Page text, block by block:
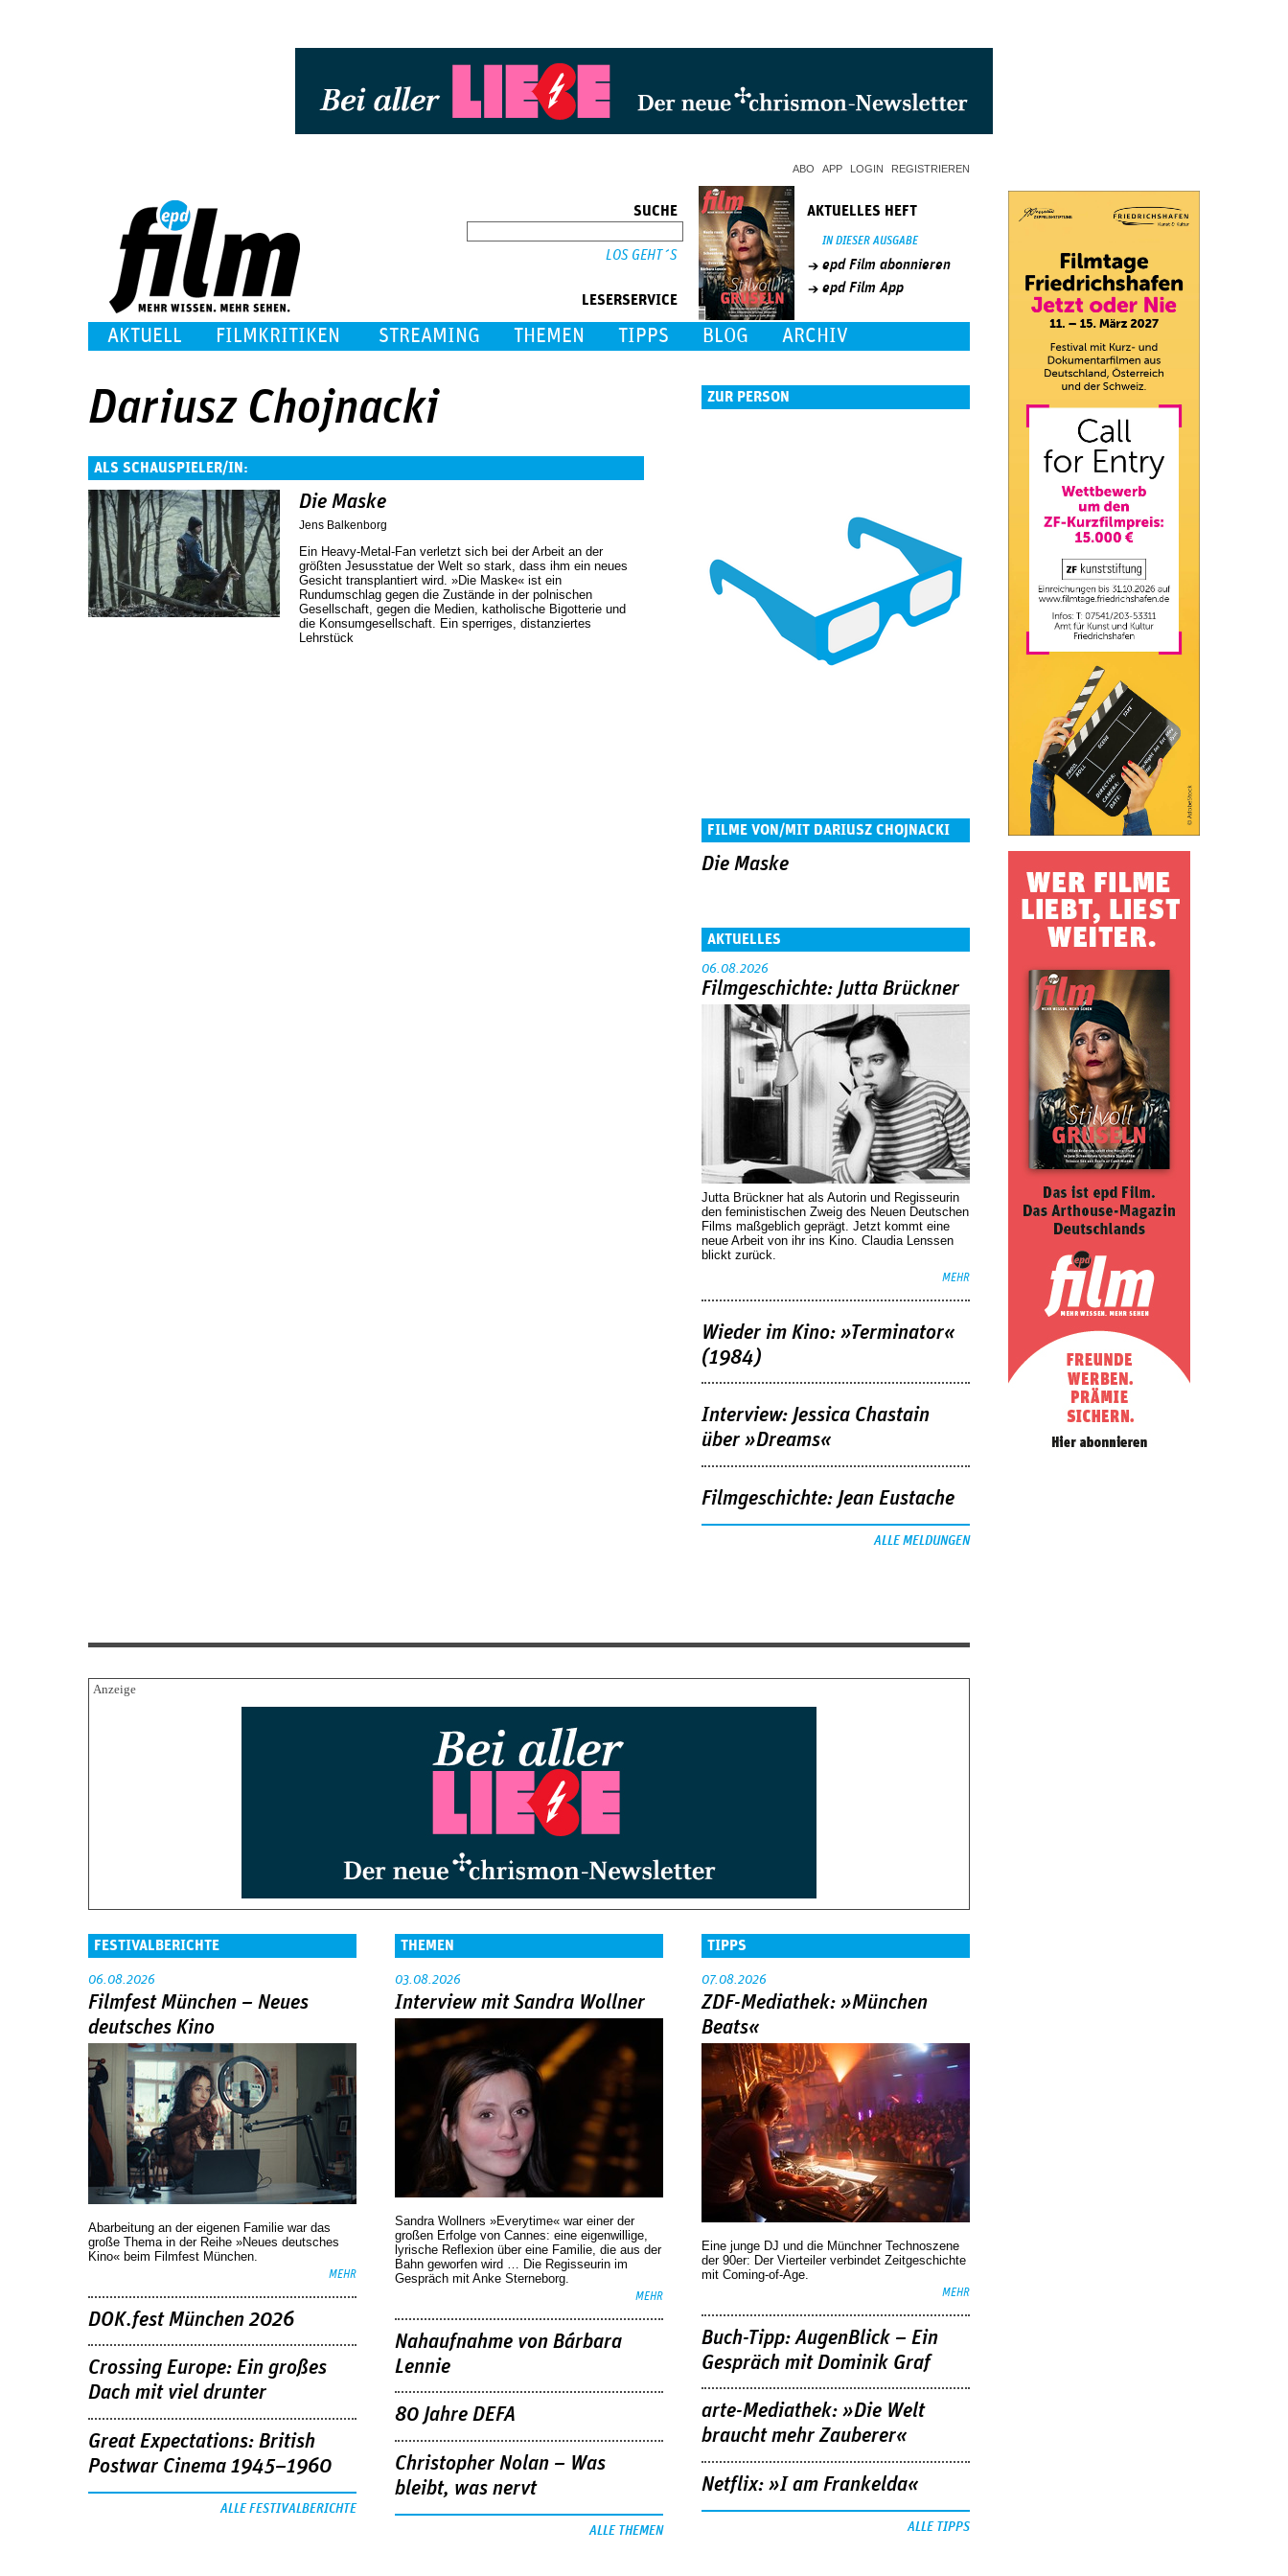
ABO APP LOGIN REGISTRIEREN
SUCHE
LESERSERVICE
AKTUELLES HEFT
IN DIESER AUSGABE
epd Film abonnieren
epd Film App
AKTUELL FILMKRITIKEN STREAMING THEMEN TIPPS BLOG ARCHIV
Dariusz Chojnacki
ALS SCHAUSPIELER/IN:
Die Maske
Jens Balkenborg
Ein Heavy-Metal-Fan verletzt sich bei der Arbeit an der
größten Jesusstatue der Welt so stark, dass ihm ein neues
Gesicht transplantiert wird. »Die Maske« ist ein
Rundumschlag gegen die Zustände in der polnischen
Gesellschaft, gegen die Medien, katholische Bigotterie und
die Konsumgesellschaft. Ein sperriges, distanziertes
Lehrstück
ZUR PERSON
FILME VON/MIT DARIUSZ CHOJNACKI
Die Maske
AKTUELLES
06.08.2026
Filmgeschichte: Jutta Brückner
Jutta Brückner hat als Autorin und Regisseurin
den feministischen Zweig des Neuen Deutschen
Films maßgeblich geprägt. Jetzt kommt eine
neue Arbeit von ihr ins Kino. Claudia Lenssen
blickt zurück.
MEHR
Wieder im Kino: »Terminator«
(1984)
Interview: Jessica Chastain
über »Dreams«
Filmgeschichte: Jean Eustache
ALLE MELDUNGEN
FESTIVALBERICHTE
06.08.2026
Filmfest München – Neues
deutsches Kino
Abarbeitung an der eigenen Familie war das
große Thema in der Reihe »Neues deutsches
Kino« beim Filmfest München.
MEHR
DOK.fest München 2026
Crossing Europe: Ein großes
Dach mit viel drunter
Great Expectations: British
Postwar Cinema 1945–1960
ALLE FESTIVALBERICHTE
THEMEN
03.08.2026
Interview mit Sandra Wollner
Sandra Wollners »Everytime« war einer der
großen Erfolge von Cannes: eine eigenwillige,
lyrische Reflexion über eine ­Familie, die aus der
Bahn geworfen wird … Die Regisseurin im
Gespräch mit Anke Sterneborg.
MEHR
Nahaufnahme von Bárbara
Lennie
80 Jahre DEFA
Christopher Nolan – Was
bleibt, was nervt
ALLE THEMEN
TIPPS
07.08.2026
ZDF-Mediathek: »München
Beats«
Eine junge DJ und die Münchner Technoszene
der 90er: Der Vierteiler verbindet Zeitgeschichte
mit Coming-of-Age.
MEHR
Buch-Tipp: AugenBlick – Ein
Gespräch mit Dominik Graf
arte-Mediathek: »Die Welt
braucht mehr Zauberer«
Netflix: »I am Frankelda«
ALLE TIPPS